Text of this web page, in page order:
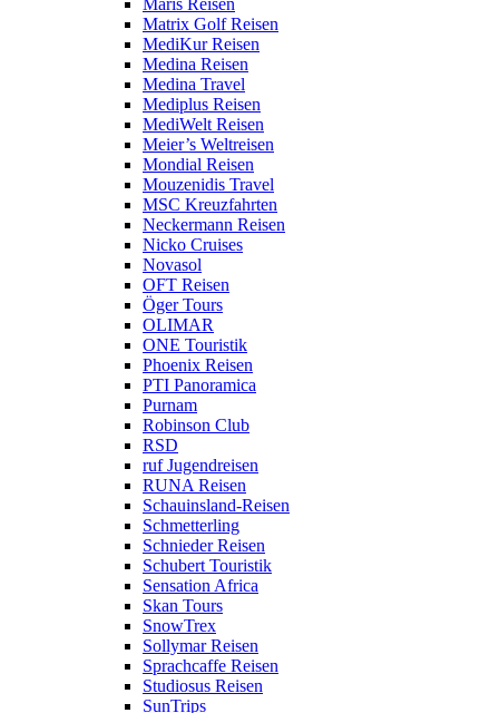
Maris Reisen
Matrix Golf Reisen
MediKur Reisen
Medina Reisen
Medina Travel
Mediplus Reisen
MediWelt Reisen
Meier’s Weltreisen
Mondial Reisen
Mouzenidis Travel
MSC Kreuzfahrten
Neckermann Reisen
Nicko Cruises
Novasol
OFT Reisen
Öger Tours
OLIMAR
ONE Touristik
Phoenix Reisen
PTI Panoramica
Purnam
Robinson Club
RSD
ruf Jugendreisen
RUNA Reisen
Schauinsland-Reisen
Schmetterling
Schnieder Reisen
Schubert Touristik
Sensation Africa
Skan Tours
SnowTrex
Sollymar Reisen
Sprachcaffe Reisen
Studiosus Reisen
SunTrips